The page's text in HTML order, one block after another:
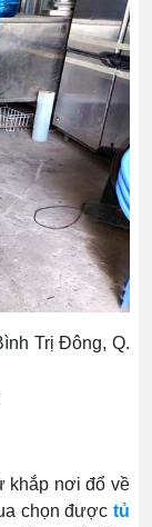
Trị Đông, Q.
khắp nơi đổ về
chọn được tủ